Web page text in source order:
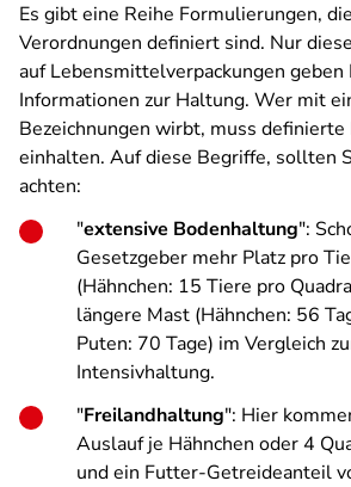
Es gibt eine Reihe Formulierungen,
Verordnungen definiert sind. Nur
auf Lebensmittelverpackungen geben
Informationen zur Haltung. Wer mit
Bezeichnungen wirbt, muss
einhalten. Auf diese Begriffe, sollten
achten:
"extensive Bodenhaltung":
Gesetzgeber mehr Platz pro
(Hähnchen: 15 Tiere pro
längere Mast (Hähnchen: 56
Puten: 70 Tage) im Vergleich
Intensivhaltung.
"Freilandhaltung": Hier
Auslauf je Hähnchen oder 4
und ein Futter-Getreideanteil